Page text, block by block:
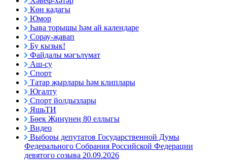
Көн кадагы
Юмор
Һава торышы һәм ай календаре
Сорау-җавап
Бу кызык!
Файдалы мәгълүмат
Аш-су
Спорт
Татар җырлары һәм клиплары
Югалту
Спорт йолдызлары
ЯшьТИ
Бөек Җиңүнең 80 еллыгы
Видео
Выборы депутатов Государственной Думы
Федерального Собрания Российской Федерации
девятого созыва 20.09.2026